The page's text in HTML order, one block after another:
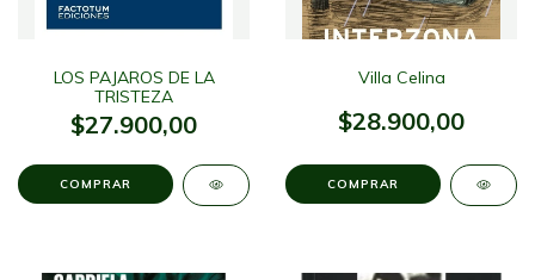
LOS PAJAROS DE LA
TRISTEZA
$27.900,00
Villa Celina
$28.900,00